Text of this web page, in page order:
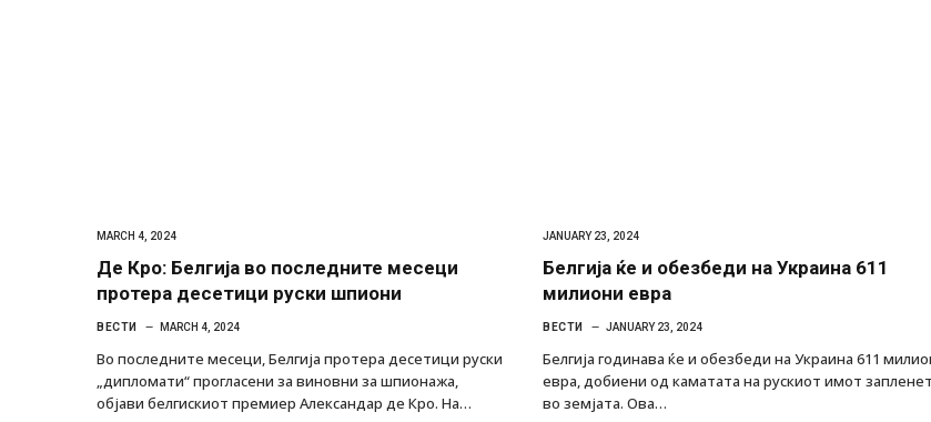
MARCH 4, 2024
Де Кро: Белгија во последните месеци
протера десетици руски шпиони
ВЕСТИ MARCH 4, 2024
Во последните месеци, Белгија протера десетици руски
„дипломати“ прогласени за виновни за шпионажа,
објави белгискиот премиер Александар де Кро. На…
JANUARY 23, 2024
Белгија ќе и обезбеди на Украина 611
милиони евра
ВЕСТИ JANUARY 23, 2024
Белгија годинава ќе и обезбеди на Украина 611
евра, добиени од каматата на рускиот имот запленет
во земјата. Ова…